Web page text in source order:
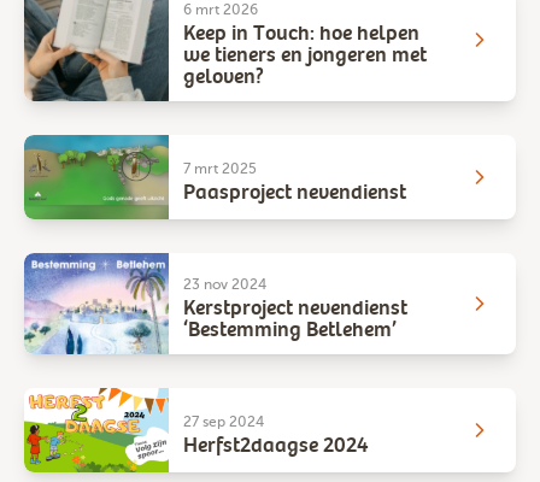
Keep in Touch: hoe helpen
we tieners en jongeren met
geloven?
6 mrt 2026
Paasproject nevendienst
7 mrt 2025
Kerstproject nevendienst
‘Bestemming Betlehem’
23 nov 2024
Herfst2daagse 2024
27 sep 2024